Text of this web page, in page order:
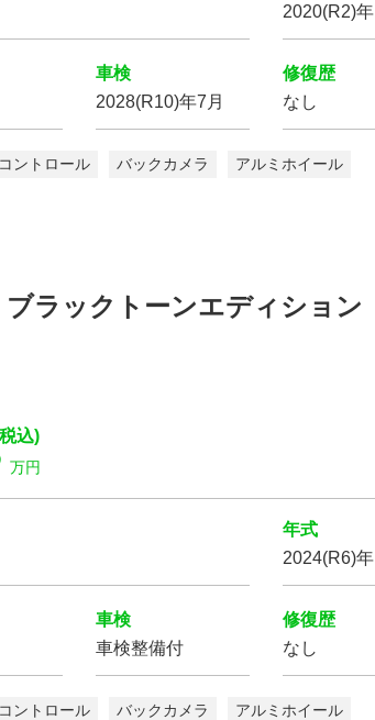
2020(R2)年
車検
2028(R10)年7月
修復歴
なし
ントロール バックカメラ アルミホイール
ラックトーンエディション
込)
万円
年式
2024(R6)年
車検
車検整備付
修復歴
なし
ントロール バックカメラ アルミホイール